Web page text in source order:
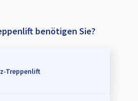
benötigen Sie?
Treppenlift